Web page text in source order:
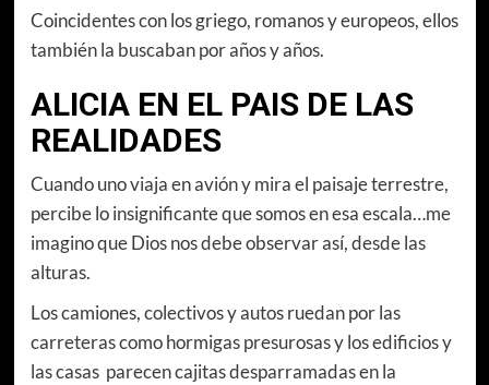
Coincidentes con los griego, romanos y europeos, ellos
también la buscaban por años y años.
ALICIA EN EL PAIS DE LAS
REALIDADES
Cuando uno viaja en avión y mira el paisaje terrestre,
percibe lo insignificante que somos en esa escala…me
imagino que Dios nos debe observar así, desde las
alturas.
Los camiones, colectivos y autos ruedan por las
carreteras como hormigas presurosas y los edificios y
las casas parecen cajitas desparramadas en la